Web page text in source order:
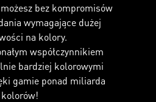
bez kompromisów
wymagające dużej
na kolory.
współczynnikiem
bardziej kolorowymi
gamie ponad miliarda
kolorów!